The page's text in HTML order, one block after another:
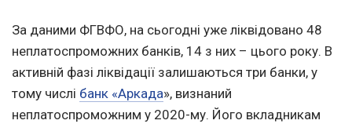
За даними ФГВФО, на сьогодні уже ліквідовано 48
неплатоспроможних банків, 14 з них – цього року. В
активній фазі ліквідації залишаються три банки, у
тому числі банк «Аркада», визнаний
неплатоспроможним у 2020-му. Його вкладникам